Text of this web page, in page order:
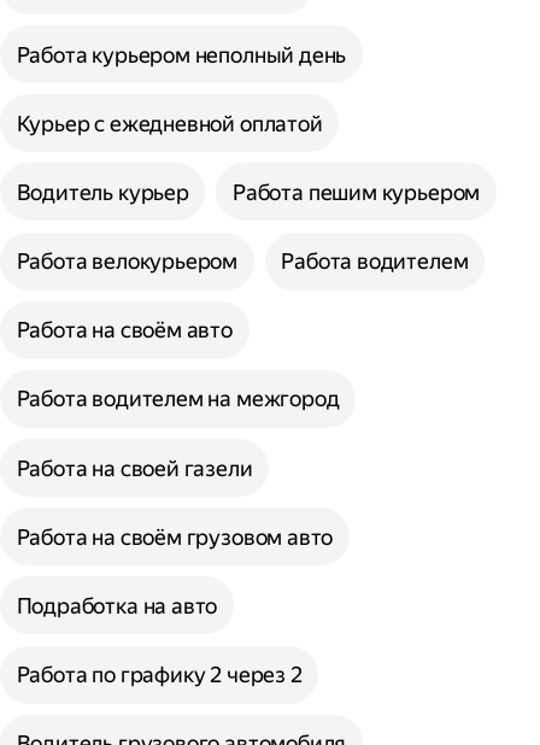
Работа курьером неполный день
Курьер с ежедневной оплатой
Водитель курьер Работа пешим курьером
Работа велокурьером Работа водителем
Работа на своём авто
Работа водителем на межгород
Работа на своей газели
Работа на своём грузовом авто
Подработка на авто
Работа по графику 2 через 2